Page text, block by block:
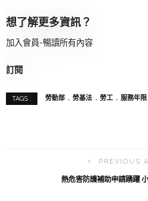
想了解更多資訊？
加入會員-暢讀所有內容
訂閱
TAGS : 勞動部 勞基法 勞工 服務年限
PREVIOUS
熱危害防護補助申請踴躍